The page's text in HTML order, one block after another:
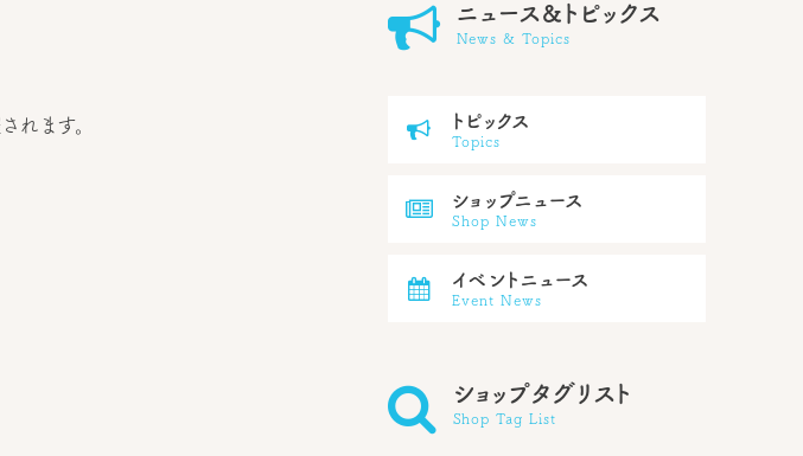
ます。
 ニュース&トピックス
News & Topics
 トピックス
Topics
 ショップニュース
Shop News
 イベントニュース
Event News
 ショップタグリスト
Shop Tag List